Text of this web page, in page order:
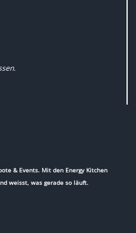
& Events. Mit den Energy Kitchen
weisst, was gerade so läuft.